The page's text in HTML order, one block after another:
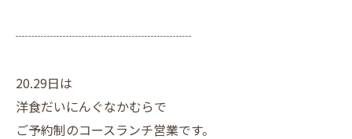
┈┈┈┈┈┈┈┈┈┈┈┈┈┈
20.29日は
洋食だいにんぐなかむらで
ご予約制のコースランチ営業です。